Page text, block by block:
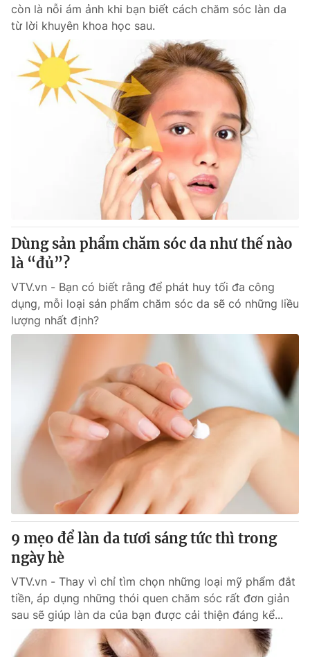
còn là nỗi ám ảnh khi bạn biết cách chăm sóc làn da
từ lời khuyên khoa học sau.
Dùng sản phẩm chăm sóc da như thế nào
là “đủ”?
VTV.vn - Bạn có biết rằng để phát huy tối đa công
dụng, mỗi loại sản phẩm chăm sóc da sẽ có những liều
lượng nhất định?
9 mẹo để làn da tươi sáng tức thì trong
ngày hè
VTV.vn - Thay vì chỉ tìm chọn những loại mỹ phẩm đắt
tiền, áp dụng những thói quen chăm sóc rất đơn giản
sau sẽ giúp làn da của bạn được cải thiện đáng kể...